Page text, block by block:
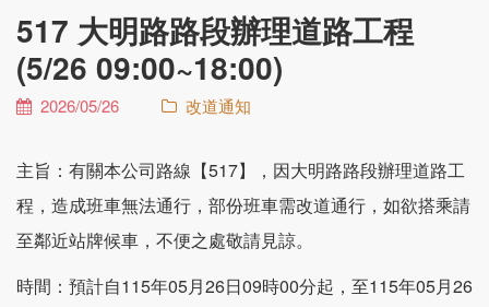
517 大明路路段辦理道路工程
(5/26 09:00~18:00)
2026/05/26 改道通知
主旨：有關本公司路線【517】，因大明路路段辦理道路工
程，造成班車無法通行，部份班車需改道通行，如欲搭乘請
至鄰近站牌候車，不便之處敬請見諒。
時間：預計自115年05月26日09時00分起，至115年05月26